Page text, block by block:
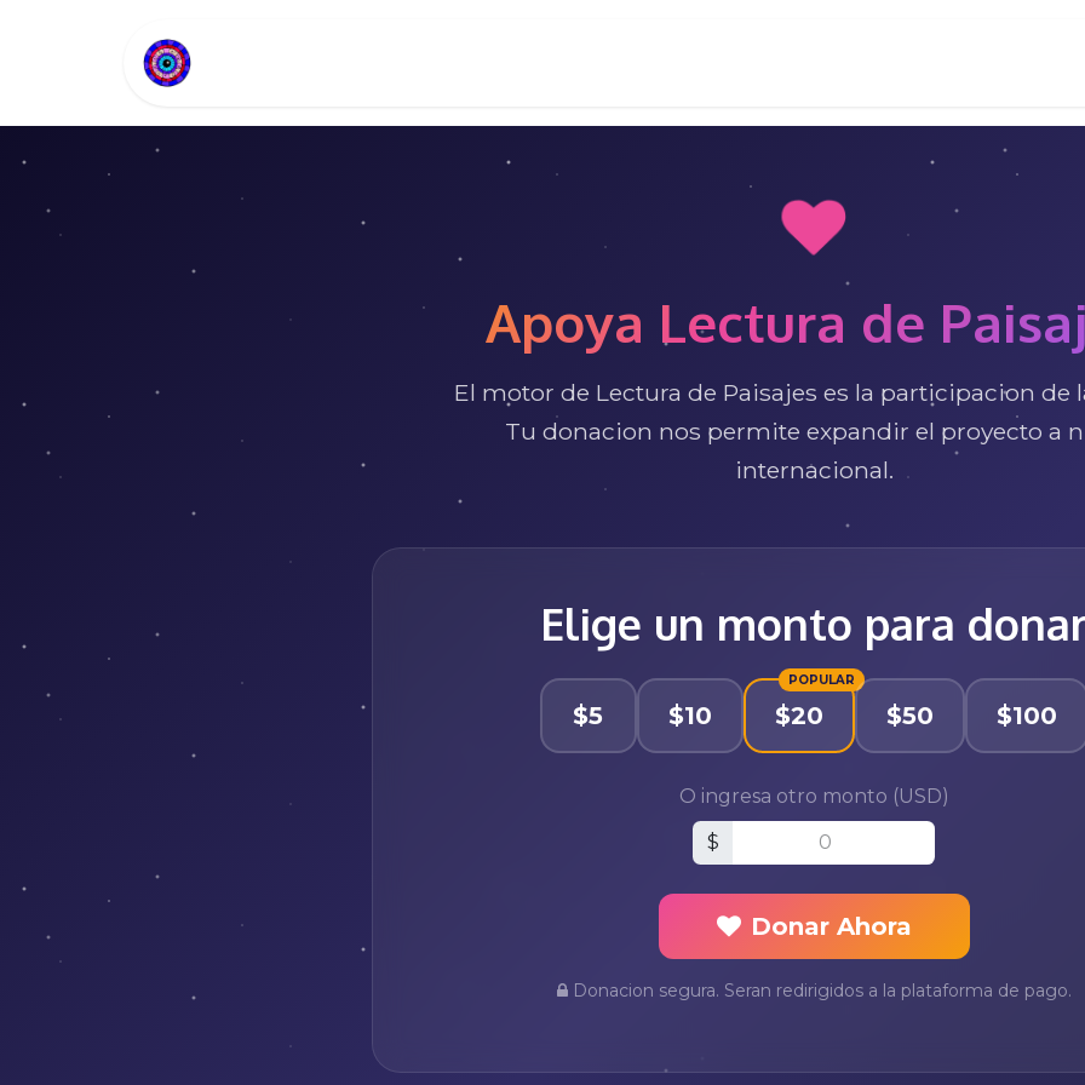
Apoya Lectura de
El motor de Lectura de Paisajes es la participacion de
Tu donacion nos permite expandir el proyecto a
internacional.
Elige un monto para
$5 $10 $20
POPULAR
$50 $100
O ingresa otro monto (USD)
$
Donar Ahora
Donacion segura. Seran redirigidos a la plataforma de pago.